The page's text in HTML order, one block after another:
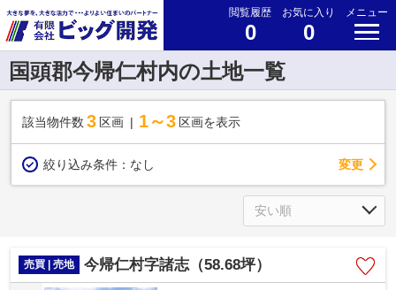
閲覧履歴
0
お気に入り
0
メニュー
国頭郡今帰仁村内の土地一覧
該当物件数 3 区画 1～3 区画を表示
絞り込み条件： なし 変更
売買 | 売地 今帰仁村字諸志（58.68坪）